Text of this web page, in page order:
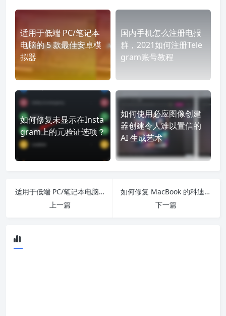
适用于低端 PC/笔记本
电脑的 5 款最佳安卓模
拟器
国内手机怎么注册电报
群，2021如何注册Tele
gram账号教程
如何修复未显示在Insta
gram上的元验证选项？
如何使用必应图像创建
器创建令人难以置信的
AI 生成艺术
适用于低端 PC/笔记本电脑的 5 款最佳安卓模拟器
上一篇
如何修复 MacBook 的科迪播放失败？
下一篇